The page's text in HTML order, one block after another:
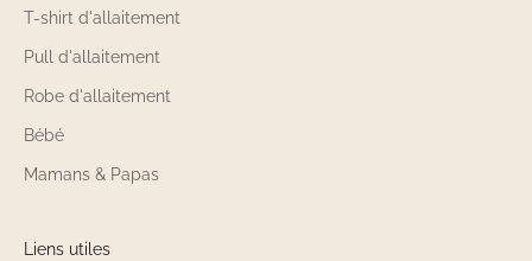
T-shirt d'allaitement
Pull d'allaitement
Robe d'allaitement
Bébé
Mamans & Papas
Liens utiles